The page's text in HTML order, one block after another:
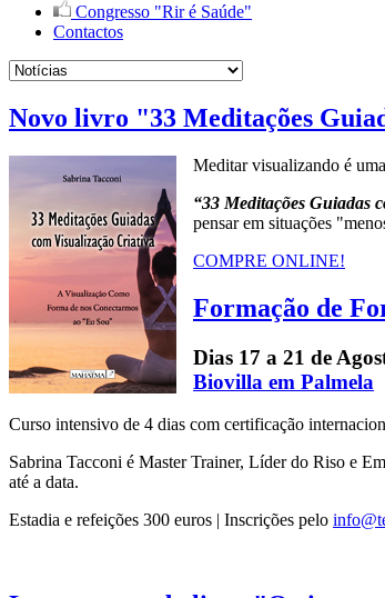
Congresso "Rir é Saúde"
Contactos
Novo livro "33 Meditações
Meditar visualizando é
“33 Meditações Guiadas
pensar em situações
COMPRE ONLINE!
Formação de
Dias 17 a 21 de
Biovilla em Palmela
Curso intensivo de 4 dias com certificação
Sabrina Tacconi é Master Trainer, Líder do Riso e
até a data.
Estadia e refeições 300 euros | Inscrições pelo